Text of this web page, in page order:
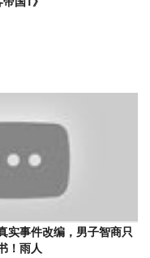
实事件改编，男子智商只
！雨人